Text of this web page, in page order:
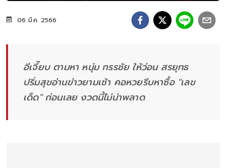
06 มี.ค. 2566
อีเจี๊ยบ ตามหา หนุ่ม กรรชัย ให้ว่อน สรยุทธ
ปริ่มสุขอ่านข่าวยามเช้า คอหวยรีบหาซื้อ "เลข
เด็ด" ก่อนเลย งวดนี้ไม่น่าพลาด